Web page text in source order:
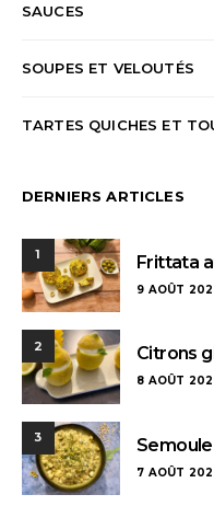
SAUCES
SOUPES ET VELOUTÉS
TARTES QUICHES ET
DERNIERS ARTICLES
1 Frittata
9 AOÛT
2 Citrons
8 AOÛT
3
7 AOÛT